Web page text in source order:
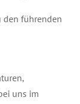
den führenden
uns im